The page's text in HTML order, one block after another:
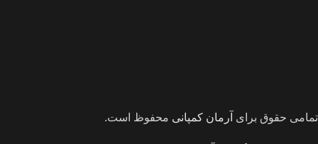
تمامی حقوق برای آرمان کمپانی محفوظ است.